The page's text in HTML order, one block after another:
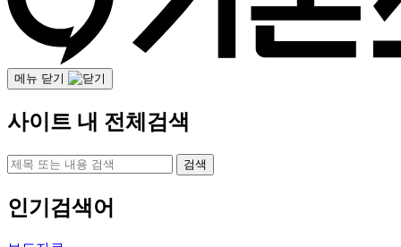
메뉴 닫기
사이트 내 전체검색
검색
인기검색어